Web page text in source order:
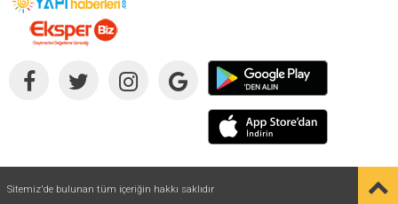
Sitemiz'de bulunan tüm içeriğin hakkı saklıdır